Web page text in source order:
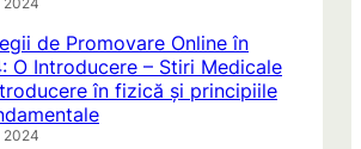
de Promovare Online în
O Introducere – Stiri Medicale
în fizică și principiile
2024